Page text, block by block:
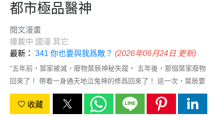
都市極品醫神
閱文漫畫
連載中 國漫 其它
最新： 341 你也要與我爲敵？ (2026年06月24日 更新)
"五年前，葉家被滅，廢物葉辰神秘失蹤。 五年後，那個葉家廢物
回來了！ 帶着一身通天地泣鬼神的修爲回來了！ 這一次，葉辰要
讓蒼天敬畏！要讓大地顫抖！ 要執掌一切，登臨蒼穹之巔！"
收藏